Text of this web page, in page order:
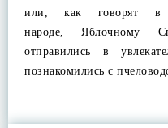
или, как говорят в
народе, Яблочному
отправились в
познакомились с